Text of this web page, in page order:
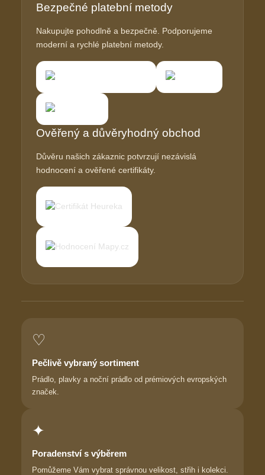
Bezpečné platební metody
Nakupujte pohodlně a bezpečně. Podporujeme
moderní a rychlé platební metody.
Ověřený a důvěryhodný obchod
Důvěru našich zákaznic potvrzují nezávislá
hodnocení a ověřené certifikáty.
♡
Pečlivě vybraný sortiment
Prádlo, plavky a noční prádlo od prémiových evropských
značek.
✦
Poradenství s výběrem
Pomůžeme Vám vybrat správnou velikost, střih i kolekci.